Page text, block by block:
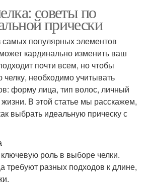
советы по
прически
самых популярных элементов
кардинально изменить ваш
почти всем, но чтобы
необходимо учитывать
форму лица, тип волос, личный
В этой статье мы расскажем,
выбрать идеальную прическу с
роль в выборе челки.
разных подходов к длине,